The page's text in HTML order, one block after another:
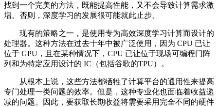
找到一个完美的方法，既能提高性能，又不会导致计算需求激
增。否则，深度学习的发展很可能就此止步。
现有的策略之一，是使用专为高效深度学习计算而设计的
处理器。这种方法在过去十年中被广泛使用，因为 CPU 已让
位于 GPU，且在某种情况下，CPU 已让位于现场可编程门阵
列和为特定应用设计的 IC（包括谷歌的TPU）。
从根本上说，这些方法都牺牲了计算平台的通用性来提高
专门处理一类问题的效率。但是，这种专业化也面临着收益递
减的问题。因此，要获取长期收益将需要采用完全不同的硬件